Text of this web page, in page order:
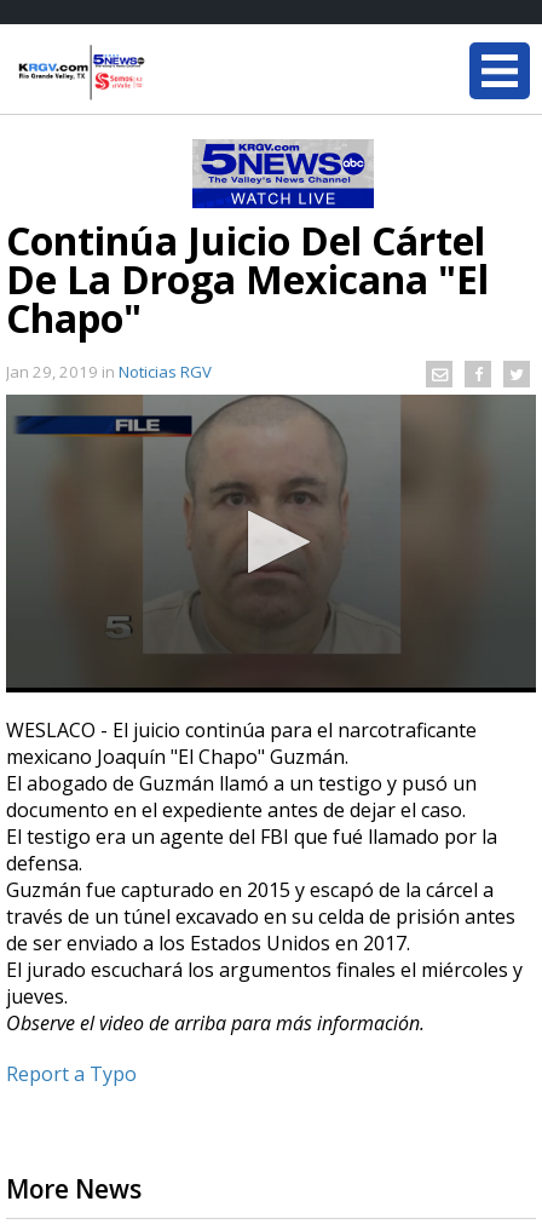
Continúa Juicio Del Cártel
De La Droga Mexicana "El
Chapo"
Jan 29, 2019 in Noticias RGV
seconds
of
58
seconds
WESLACO - El juicio continúa para el narcotraficante
mexicano Joaquín "El Chapo" Guzmán.
El abogado de Guzmán llamó a un testigo y pusó un
documento en el expediente antes de dejar el caso.
El testigo era un agente del FBI que fué llamado por la
defensa.
Guzmán fue capturado en 2015 y escapó de la cárcel a
través de un túnel excavado en su celda de prisión antes
de ser enviado a los Estados Unidos en 2017.
El jurado escuchará los argumentos finales el miércoles y
jueves.
Observe el video de arriba para más información.
Report a Typo
More News